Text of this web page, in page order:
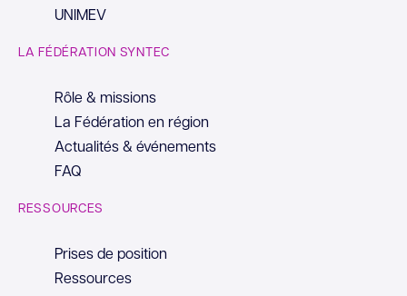
UNIMEV
LA FÉDÉRATION SYNTEC
Rôle & missions
La Fédération en région
Actualités & événements
FAQ
RESSOURCES
Prises de position
Ressources